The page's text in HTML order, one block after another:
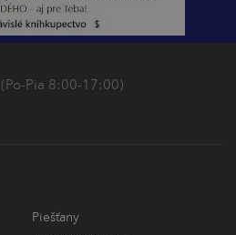
(Po-Pia 8:00-17:00)
Piešťany